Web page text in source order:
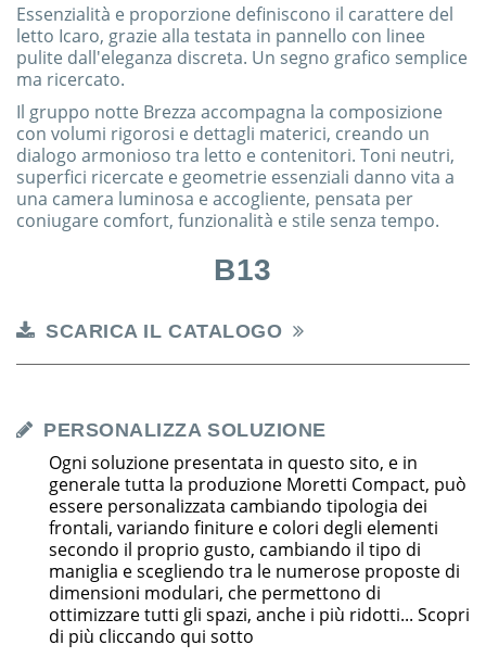
Essenzialità e proporzione definiscono il carattere del
letto Icaro, grazie alla testata in pannello con linee
pulite dall'eleganza discreta. Un segno grafico semplice
ma ricercato.
Il gruppo notte Brezza accompagna la composizione
con volumi rigorosi e dettagli materici, creando un
dialogo armonioso tra letto e contenitori. Toni neutri,
superfici ricercate e geometrie essenziali danno vita a
una camera luminosa e accogliente, pensata per
coniugare comfort, funzionalità e stile senza tempo.
B13
SCARICA IL CATALOGO
PERSONALIZZA SOLUZIONE
Ogni soluzione presentata in questo sito, e in
generale tutta la produzione Moretti Compact, può
essere personalizzata cambiando tipologia dei
frontali, variando finiture e colori degli elementi
secondo il proprio gusto, cambiando il tipo di
maniglia e scegliendo tra le numerose proposte di
dimensioni modulari, che permettono di
ottimizzare tutti gli spazi, anche i più ridotti... Scopri
di più cliccando qui sotto